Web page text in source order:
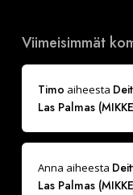
Viimeisimmät
Timo aiheesta
Las Palmas
Anna aiheesta
Las Palmas